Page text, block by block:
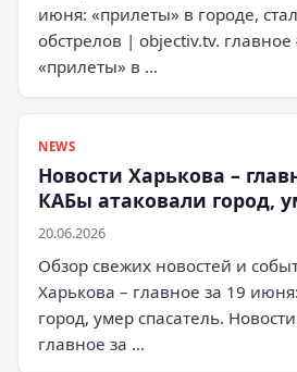
июня: «прилеты» в городе,
обстрелов | objectiv.tv.
«прилеты» в …
NEWS
Новости Харькова –
КАБы атаковали город,
20.06.2026
Обзор свежих новостей и
Харькова – главное за 19
город, умер спасатель.
главное за …